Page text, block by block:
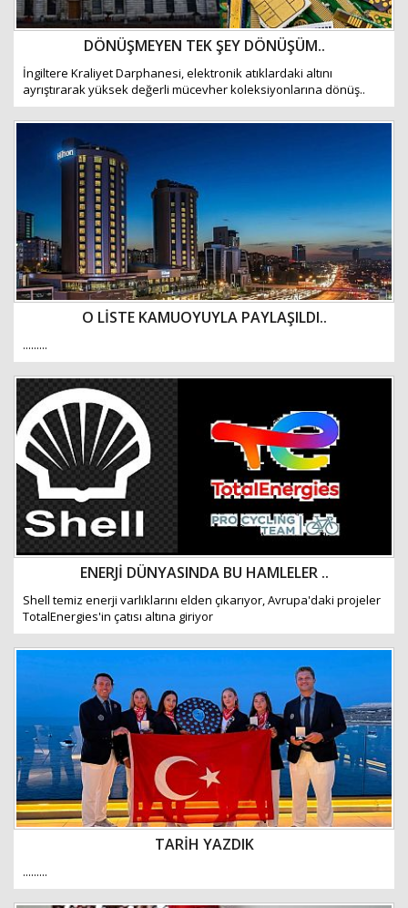
DÖNÜŞMEYEN TEK ŞEY DÖNÜŞÜM..
İngiltere Kraliyet Darphanesi, elektronik atıklardaki altını
ayrıştırarak yüksek değerli mücevher koleksiyonlarına dönüş..
O LİSTE KAMUOYUYLA PAYLAŞILDI..
.........
ENERJİ DÜNYASINDA BU HAMLELER ..
Shell temiz enerji varlıklarını elden çıkarıyor, Avrupa'daki projeler
TotalEnergies'in çatısı altına giriyor
TARİH YAZDIK
.........